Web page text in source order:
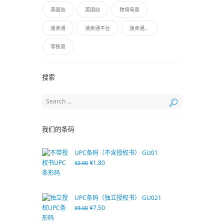
美国站 英国站 跨境电商
速卖通 速卖通平台 速卖通，
零售商
搜索
我们的条码
UPC条码（不含授权书） GU01
¥2.00 ¥1.80
UPC条码（独立授权书） GU021
¥9.00 ¥7.50